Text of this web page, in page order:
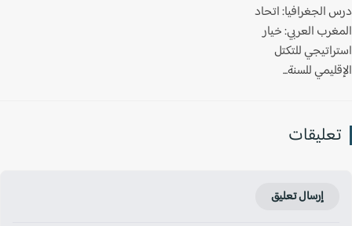
الجغرافيا: اتحاد
العربي: خيار
للتكتل
للسنة...
إرسال تعليق